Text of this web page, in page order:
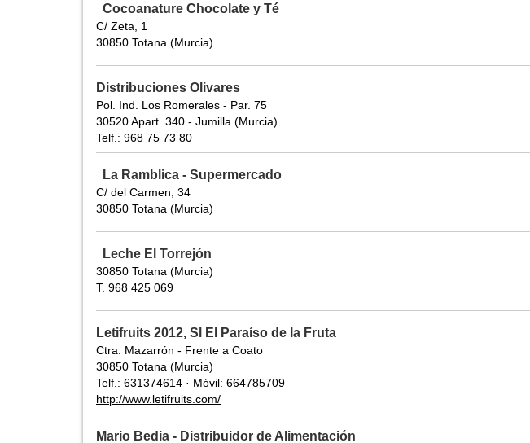
Cocoanature Chocolate y Té
C/ Zeta, 1
30850 Totana (Murcia)
Distribuciones Olivares
Pol. Ind. Los Romerales - Par. 75
30520 Apart. 340 - Jumilla (Murcia)
Telf.: 968 75 73 80
La Ramblica - Supermercado
C/ del Carmen, 34
30850 Totana (Murcia)
Leche El Torrejón
30850 Totana (Murcia)
T. 968 425 069
Letifruits 2012, Sl El Paraíso de la Fruta
Ctra. Mazarrón - Frente a Coato
30850 Totana (Murcia)
Telf.: 631374614 · Móvil: 664785709
http://www.letifruits.com/
Mario Bedia - Distribuidor de Alimentación